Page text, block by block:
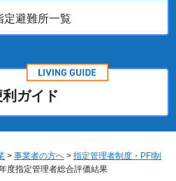
定避難所一覧
ガイド
> 事業者の方へ > 指定管理者制度・PFI制
度指定管理者総合評価結果